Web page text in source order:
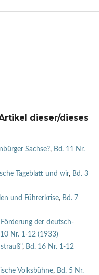
dieser/dieses
Sachse?, Bd. 11 Nr.
Tageblatt und wir, Bd. 3
und Führerkrise, Bd. 7
der deutsch-
Nr. 1-12 (1933)
, Bd. 16 Nr. 1-12
Volksbühne, Bd. 5 Nr.